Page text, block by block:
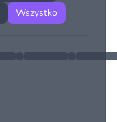
Wszystko